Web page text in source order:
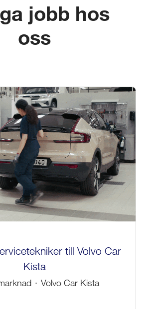
jobb hos
oss
till Volvo Car
Kista
· Volvo Car Kista